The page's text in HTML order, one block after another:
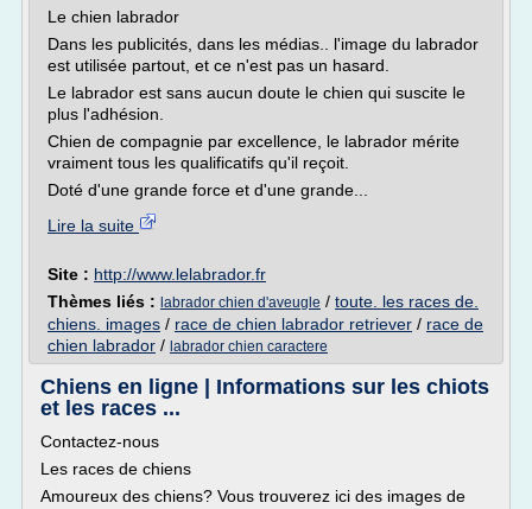
Le chien labrador
Dans les publicités, dans les médias.. l'image du labrador
est utilisée partout, et ce n'est pas un hasard.
Le labrador est sans aucun doute le chien qui suscite le
plus l'adhésion.
Chien de compagnie par excellence, le labrador mérite
vraiment tous les qualificatifs qu'il reçoit.
Doté d'une grande force et d'une grande...
Lire la suite
Site : http://www.lelabrador.fr
Thèmes liés : labrador chien d'aveugle / toute. les races de.
chiens. images / race de chien labrador retriever / race de
chien labrador / labrador chien caractere
Chiens en ligne | Informations sur les chiots
et les races ...
Contactez-nous
Les races de chiens
Amoureux des chiens? Vous trouverez ici des images de